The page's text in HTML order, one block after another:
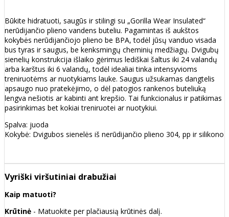
Būkite hidratuoti, saugūs ir stilingi su „Gorilla Wear Insulated“
nerūdijančio plieno vandens buteliu. Pagamintas iš aukštos
kokybės nerūdijančiojo plieno be BPA, todėl jūsų vanduo visada
bus tyras ir saugus, be kenksmingų cheminių medžiagų. Dvigubų
sienelių konstrukcija išlaiko gėrimus lediškai šaltus iki 24 valandų
arba karštus iki 6 valandų, todėl idealiai tinka intensyvioms
treniruotėms ar nuotykiams lauke. Saugus užsukamas dangtelis
apsaugo nuo pratekėjimo, o dėl patogios rankenos buteliuką
lengva nešiotis ar kabinti ant krepšio. Tai funkcionalus ir patikimas
pasirinkimas bet kokiai treniruotei ar nuotykiui.
Spalva: juoda
Kokybė: Dvigubos sienelės iš nerūdijančio plieno 304, pp ir silikono
Vyriški viršutiniai drabužiai
Kaip matuoti?
Krūtinė - Matuokite per plačiausią krūtinės dalį.